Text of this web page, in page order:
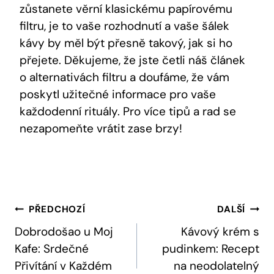
zůstanete věrní klasickému papírovému
filtru, je to vaše rozhodnutí a vaše šálek
kávy by měl být přesně takový, jak si ho
přejete. Děkujeme, že jste četli náš článek
o alternativách filtru a doufáme, že vám
poskytl užitečné informace pro vaše
každodenní rituály. Pro více tipů a rad se
nezapomeňte vrátit zase brzy!
Navigace
Pro
Příspěvek
PŘEDCHOZÍ
Dobrodošao u Moj
Kafe: Srdečné
Přivítání v Každém
DALŠÍ
Kávový krém s
pudinkem: Recept
na neodolatelný